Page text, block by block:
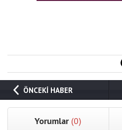
ÖNCEKİ HABER
Yorumlar (0)